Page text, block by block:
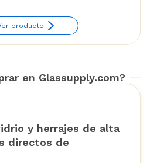
$55.92
through
producto
en Glassupply.com?
y herrajes de alta
directos de